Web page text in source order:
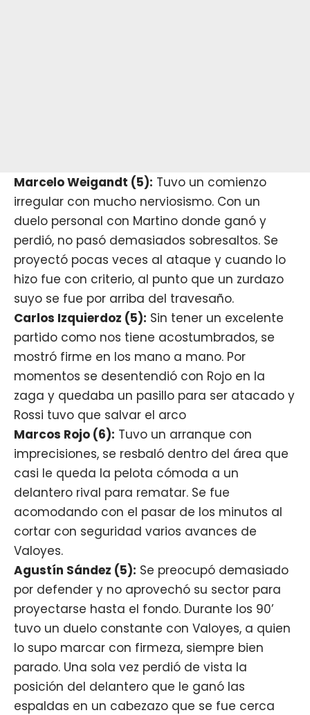
Marcelo Weigandt (5): Tuvo un comienzo
irregular con mucho nerviosismo. Con un
duelo personal con Martino donde ganó y
perdió, no pasó demasiados sobresaltos. Se
proyectó pocas veces al ataque y cuando lo
hizo fue con criterio, al punto que un zurdazo
suyo se fue por arriba del travesaño.
Carlos Izquierdoz (5): Sin tener un excelente
partido como nos tiene acostumbrados, se
mostró firme en los mano a mano. Por
momentos se desentendió con Rojo en la
zaga y quedaba un pasillo para ser atacado y
Rossi tuvo que salvar el arco
Marcos Rojo (6): Tuvo un arranque con
imprecisiones, se resbaló dentro del área que
casi le queda la pelota cómoda a un
delantero rival para rematar. Se fue
acomodando con el pasar de los minutos al
cortar con seguridad varios avances de
Valoyes.
Agustín Sández (5): Se preocupó demasiado
por defender y no aprovechó su sector para
proyectarse hasta el fondo. Durante los 90’
tuvo un duelo constante con Valoyes, a quien
lo supo marcar con firmeza, siempre bien
parado. Una sola vez perdió de vista la
posición del delantero que le ganó las
espaldas en un cabezazo que se fue cerca